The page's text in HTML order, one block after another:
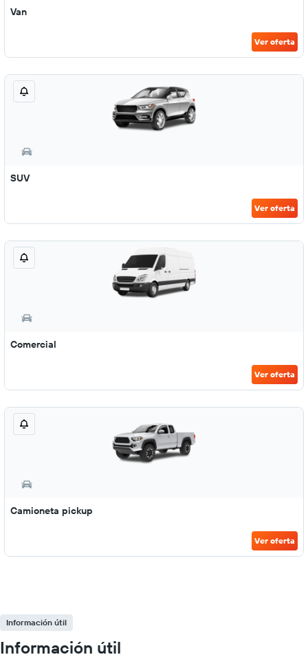
Van
Ver oferta
SUV
Ver oferta
Comercial
Ver oferta
Camioneta pickup
Ver oferta
Información útil
Información útil